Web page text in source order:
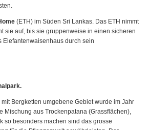
(ETH) im Süden Sri Lankas. Das ETH nimmt
sie auf, bis sie gruppenweise in einen sicheren
Elefantenwaisenhaus durch sein
Bergketten umgebene Gebiet wurde im Jahr
Mischung aus Trockenpatana (Grassflächen),
so besonders machen sind das grosse